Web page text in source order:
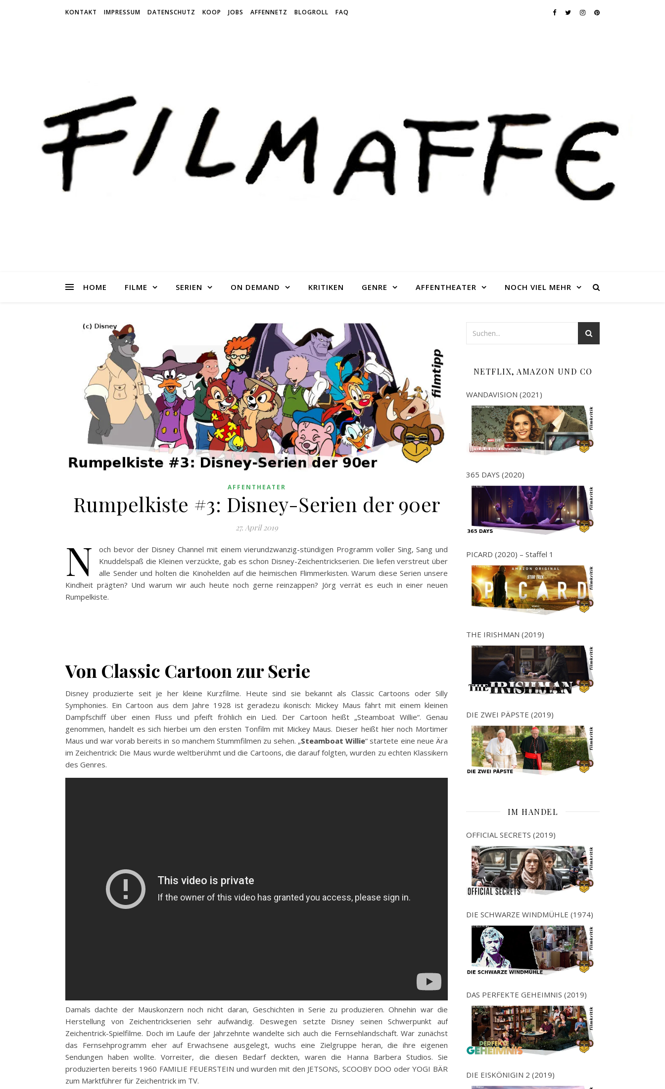
KONTAKT IMPRESSUM DATENSCHUTZ KOOP JOBS AFFENNETZ BLOGROLL FAQ
HOME FILME SERIEN ON DEMAND KRITIKEN GENRE AFFENTHEATER NOCH VIEL MEHR
AFFENTHEATER
Rumpelkiste #3: Disney-Serien der 90er
27. April 2019
N
och bevor der Disney Channel mit einem vierundzwanzig-stündigen Programm voller Sing, Sang und
Knuddelspaß die Kleinen verzückte, gab es schon Disney-Zeichentrickserien. Die liefen verstreut über
alle Sender und holten die Kinohelden auf die heimischen Flimmerkisten. Warum diese Serien unsere
Kindheit prägten? Und warum wir auch heute noch gerne reinzappen? Jörg verrät es euch in einer neuen
Rumpelkiste.
Von Classic Cartoon zur Serie
Disney produzierte seit je her kleine Kurzfilme. Heute sind sie bekannt als Classic Cartoons oder Silly
Symphonies. Ein Cartoon aus dem Jahre 1928 ist geradezu ikonisch: Mickey Maus fährt mit einem kleinen
Dampfschiff über einen Fluss und pfeift fröhlich ein Lied. Der Cartoon heißt „Steamboat Willie“. Genau
genommen, handelt es sich hierbei um den ersten Tonfilm mit Mickey Maus. Dieser heißt hier noch Mortimer
Maus und war vorab bereits in so manchem Stummfilmen zu sehen. „Steamboat Willie“ startete eine neue Ära
im Zeichentrick: Die Maus wurde weltberühmt und die Cartoons, die darauf folgten, wurden zu echten Klassikern
des Genres.
Damals dachte der Mauskonzern noch nicht daran, Geschichten in Serie zu produzieren. Ohnehin war die
Herstellung von Zeichentrickserien sehr aufwändig. Deswegen setzte Disney seinen Schwerpunkt auf
Zeichentrick-Spielfilme. Doch im Laufe der Jahrzehnte wandelte sich auch die Fernsehlandschaft. War zunächst
das Fernsehprogramm eher auf Erwachsene ausgelegt, wuchs eine Zielgruppe heran, die ihre eigenen
Sendungen haben wollte. Vorreiter, die diesen Bedarf deckten, waren die Hanna Barbera Studios. Sie
produzierten bereits 1960 FAMILIE FEUERSTEIN und wurden mit den JETSONS, SCOOBY DOO oder YOGI BÄR
zum Marktführer für Zeichentrick im TV.
NETFLIX, AMAZON UND CO
WANDAVISION (2021)
365 DAYS (2020)
PICARD (2020) – Staffel 1
THE IRISHMAN (2019)
DIE ZWEI PÄPSTE (2019)
IM HANDEL
OFFICIAL SECRETS (2019)
DIE SCHWARZE WINDMÜHLE (1974)
DAS PERFEKTE GEHEIMNIS (2019)
DIE EISKÖNIGIN 2 (2019)